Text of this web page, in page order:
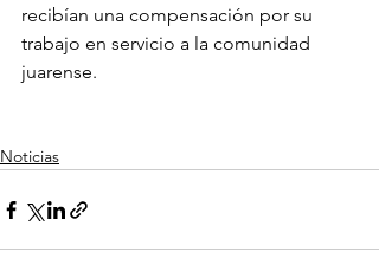
recibían una compensación por su
trabajo en servicio a la comunidad
juarense.
Noticias